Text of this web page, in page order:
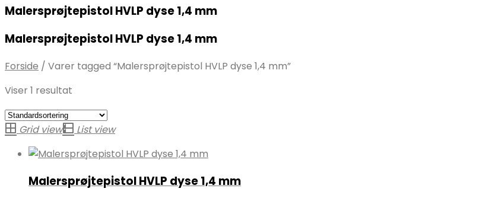
Malersprøjtepistol HVLP dyse 1,4 mm
Malersprøjtepistol HVLP dyse 1,4 mm
Forside / Varer tagged “Malersprøjtepistol HVLP dyse 1,4 mm”
Viser 1 resultat
Grid view List view
Malersprøjtepistol HVLP dyse 1,4 mm